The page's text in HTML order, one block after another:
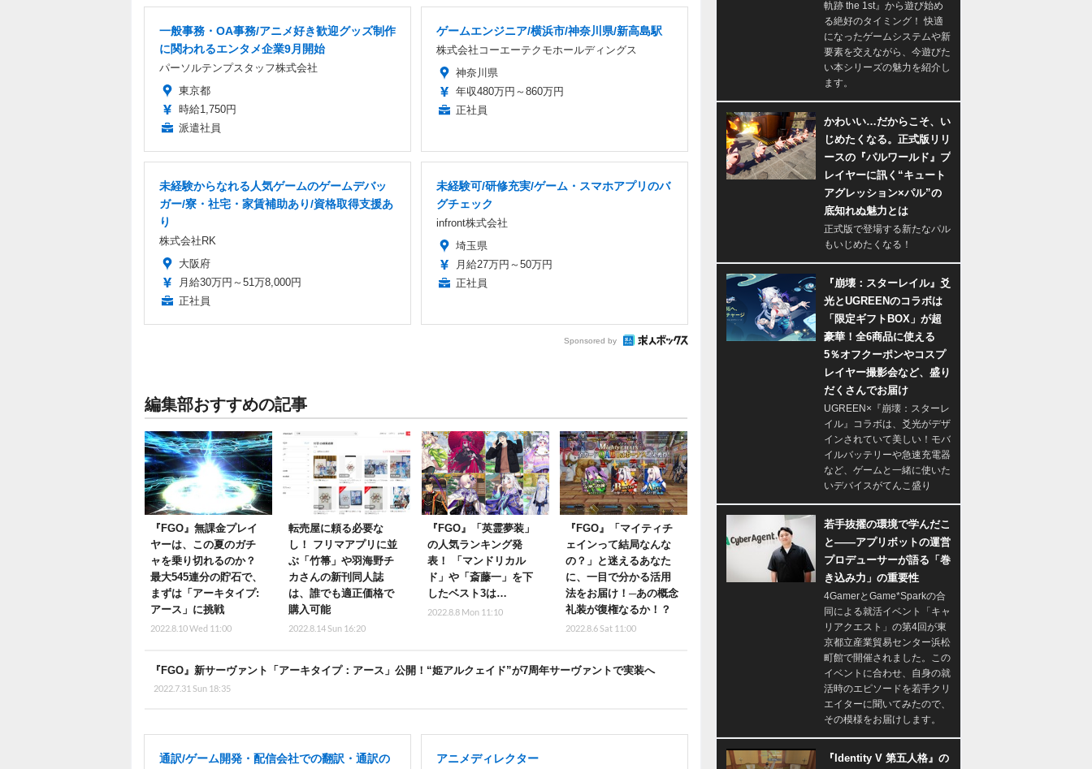
一般事務・OA事務/アニメ好き歓迎グッズ制作
に関われるエンタメ企業9月開始
パーソルテンプスタッフ株式会社
東京都
時給1,750円
派遣社員
ゲームエンジニア/横浜市/神奈川県/新高島駅
株式会社コーエーテクモホールディングス
神奈川県
年収480万円～860万円
正社員
未経験からなれる人気ゲームのゲームデバッ
ガー/寮・社宅・家賃補助あり/資格取得支援あ
り
株式会社RK
大阪府
月給30万円～51万8,000円
正社員
未経験可/研修充実/ゲーム・スマホアプリのバ
グチェック
infront株式会社
埼玉県
月給27万円～50万円
正社員
Sponsored by
編集部おすすめの記事
『FGO』無課金プレイ
ヤーは、この夏のガチ
ャを乗り切れるのか？
最大545連分の貯石で、
まずは「アーキタイプ:
アース」に挑戦
2022.8.10 Wed 11:00
転売屋に頼る必要な
し！ フリマアプリに並
ぶ「竹箒」や羽海野チ
カさんの新刊同人誌
は、誰でも適正価格で
購入可能
2022.8.14 Sun 16:20
『FGO』「英霊夢装」
の人気ランキング発
表！ 「マンドリカル
ド」や「斎藤一」を下
したベスト3は…
2022.8.8 Mon 11:10
『FGO』「マイティチ
ェインって結局なんな
の？」と迷えるあなた
に、一目で分かる活用
法をお届け！─あの概念
礼装が復権なるか！？
2022.8.6 Sat 11:00
『FGO』新サーヴァント「アーキタイプ：アース」公開！“姫アルクェイド”が7周年サーヴァントで実装へ
2022.7.31 Sun 18:35
通訳/ゲーム開発・配信会社での翻訳・通訳の
アニメディレクター
軌跡 the 1st』から遊び始め
る絶好のタイミング！ 快適
になったゲームシステムや新
要素を交えながら、今遊びた
い本シリーズの魅力を紹介し
ます。
かわいい…だからこそ、い
じめたくなる。正式版リリ
ースの『パルワールド』プ
レイヤーに訊く“キュート
アグレッション×パル”の
底知れぬ魅力とは
正式版で登場する新たなパル
もいじめたくなる！
『崩壊：スターレイル』爻
光とUGREENのコラボは
「限定ギフトBOX」が超
豪華！全6商品に使える
5％オフクーポンやコスプ
レイヤー撮影会など、盛り
だくさんでお届け
UGREEN×『崩壊：スターレ
イル』コラボは、爻光がデザ
インされていて美しい！モバ
イルバッテリーや急速充電器
など、ゲームと一緒に使いた
いデバイスがてんこ盛り
若手抜擢の環境で学んだこ
と――アプリボットの運営
プロデューサーが語る「巻
き込み力」の重要性
4GamerとGame*Sparkの合
同による就活イベント「キャ
リアクエスト」の第4回が東
京都立産業貿易センター浜松
町館で開催されました。この
イベントに合わせ、自身の就
活時のエピソードを若手クリ
エイターに聞いてみたので、
その模様をお届けします。
『Identity V 第五人格』の